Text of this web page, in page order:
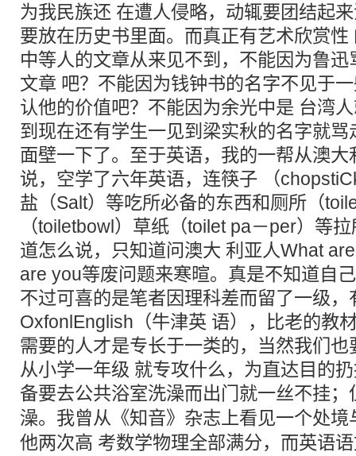
为我民族还 在遭人侵略，动辄要团结起
要放在历史书里面。而真正有艺术欣赏
中等人的文章从来见不到，不能因为鲁
文章 吧？不能因为钱钟书的名字不见于
认他的价值吧？不能因为余光中是 台湾
到现在还有学生一见到梁实秋的名字就
面壁一下了。至于英语，我的一帮从澳
说，空学了六年英语，连筷子 （
盐（Salt）等吃所必备的东西和厕所（
（toiletbowl）草纸（toilet pa－per）等
道怎么说，只知道问澳大 利亚人What
are you等废问题来寒暄。真是不知道自
不过可喜的是笔者因理科差而留了一级，
OxfonlEnglish（牛津英 语），比老的教
需要的人才是专长于一类的，当然我们
从小学一年级 就专攻什么，为直达目的
备要去公共浴室洗澡而出门就一丝不挂
澡。我曾从《知音》杂志上看见一个处
他两次高 考数学物理全部满分，而英语